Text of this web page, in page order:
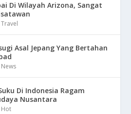
Di Wilayah Arizona, Sangat
Travel
Asal Jepang Yang Bertahan
News
Di Indonesia Ragam
Nusantara
Hot